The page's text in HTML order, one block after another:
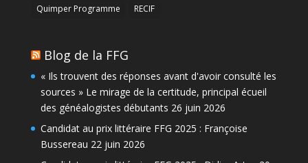
Quimper Programme
RECIF
Blog de la FFG
« Ils trouvent des réponses avant d'avoir consulté les
sources » Le mirage de la certitude, principal écueil
des généalogistes débutants 26 juin 2026
Candidat au prix littéraire FFG 2025 : Françoise
Bussereau 22 juin 2026